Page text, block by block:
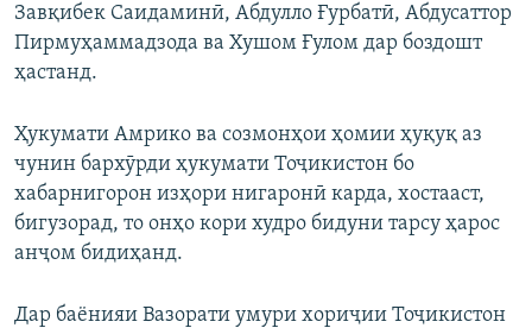
Завқибек Саидаминӣ, Абдулло Ғурбатӣ, Абдусаттор
Пирмуҳаммадзода ва Хушом Ғулом дар боздошт
ҳастанд.
Ҳукумати Амрико ва созмонҳои ҳомии ҳуқуқ аз
чунин бархӯрди ҳукумати Тоҷикистон бо
хабарнигорон изҳори нигаронӣ карда, хостааст,
бигузорад, то онҳо кори худро бидуни тарсу ҳарос
анҷом бидиҳанд.
Дар баёнияи Вазорати умури хориҷии Тоҷикистон